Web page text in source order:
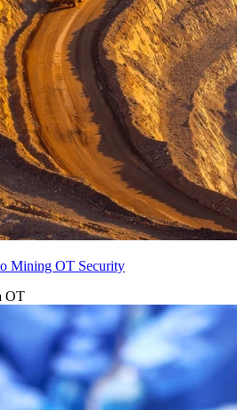
Mining OT Security
OT